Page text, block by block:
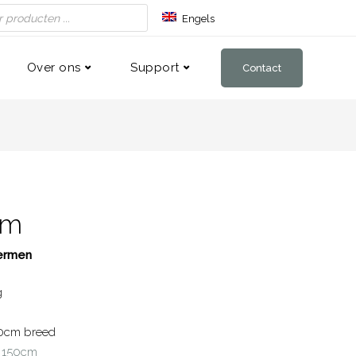
Engels
Frans
Over ons Support Contact
breed